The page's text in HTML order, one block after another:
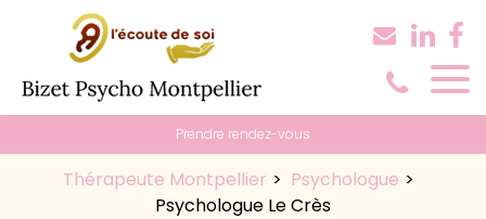
Prendre rendez-vous
Thérapeute Montpellier
Psychologue
Psychologue Le Crès
Panneau de gestion des cookies